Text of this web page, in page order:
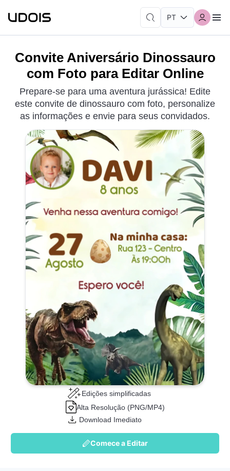
Convite Aniversário Dinossauro
com Foto para Editar Online
Prepare-se para uma aventura jurássica! Edite
este convite de dinossauro com foto, personalize
as informações e envie para seus convidados.
Edições simplificadas
Alta Resolução (PNG/MP4)
Download Imediato
Comece a Editar